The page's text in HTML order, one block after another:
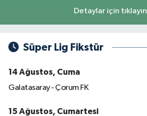
Detaylar için tıklayın
Süper Lig Fikstür
14 Ağustos, Cuma
Galatasaray - Çorum FK
15 Ağustos, Cumartesi